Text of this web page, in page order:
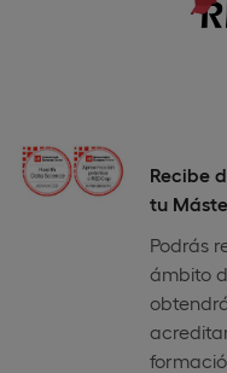
Recibe
tu
Podrás
ámbito